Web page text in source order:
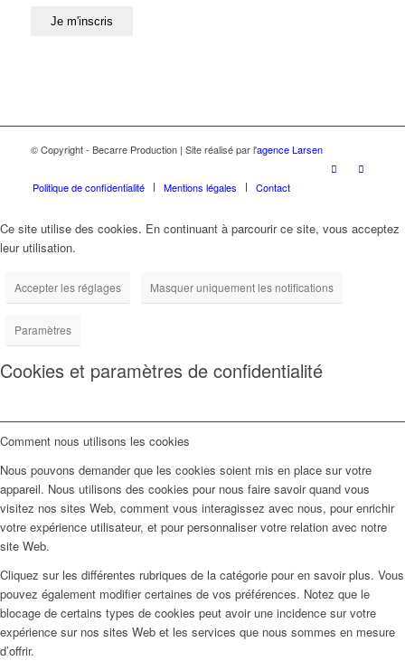
© Copyright - Becarre Production | Site réalisé par l'agence Larsen
Politique de confidentialité Mentions légales Contact
Ce site utilise des cookies. En continuant à parcourir ce site, vous acceptez
leur utilisation.
Accepter les réglages Masquer uniquement les notifications
Paramètres
Cookies et paramètres de confidentialité
Comment nous utilisons les cookies
Nous pouvons demander que les cookies soient mis en place sur votre
appareil. Nous utilisons des cookies pour nous faire savoir quand vous
visitez nos sites Web, comment vous interagissez avec nous, pour enrichir
votre expérience utilisateur, et pour personnaliser votre relation avec notre
site Web.
Cliquez sur les différentes rubriques de la catégorie pour en savoir plus. Vous
pouvez également modifier certaines de vos préférences. Notez que le
blocage de certains types de cookies peut avoir une incidence sur votre
expérience sur nos sites Web et les services que nous sommes en mesure
d’offrir.